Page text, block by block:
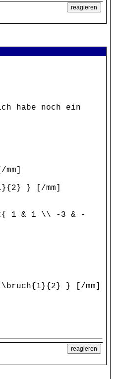
habe noch ein
} [/mm]
1 & 1 \\ -3 & -
} [/mm]